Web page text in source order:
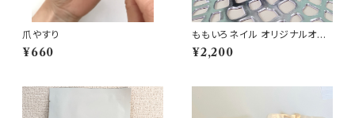
爪やすり
¥660
ももいろネイル オリジナルオイ
ル
¥2,200